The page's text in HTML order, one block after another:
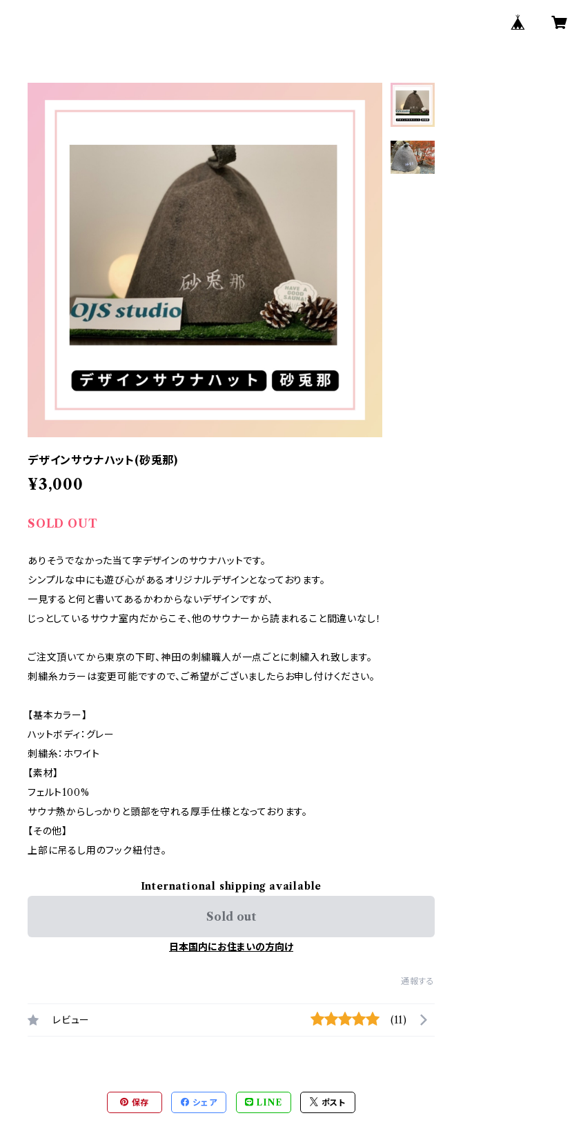
デザインサウナハット(砂兎那)
¥3,000
SOLD OUT
ありそうでなかった当て字デザインのサウナハットです。
シンプルな中にも遊び心があるオリジナルデザインとなっております。
一見すると何と書いてあるかわからないデザインですが、
じっとしているサウナ室内だからこそ、他のサウナーから読まれること間違いなし！
ご注文頂いてから東京の下町、神田の刺繍職人が一点ごとに刺繍入れ致します。
刺繍糸カラーは変更可能ですので、ご希望がございましたらお申し付けください。
【基本カラー】
ハットボディ：グレー
刺繍糸：ホワイト
【素材】
フェルト100%
サウナ熱からしっかりと頭部を守れる厚手仕様となっております。
【その他】
上部に吊るし用のフック紐付き。
International shipping available
Sold out
日本国内にお住まいの方向け
通報する
レビュー (11)
保存 シェア LINE ポスト